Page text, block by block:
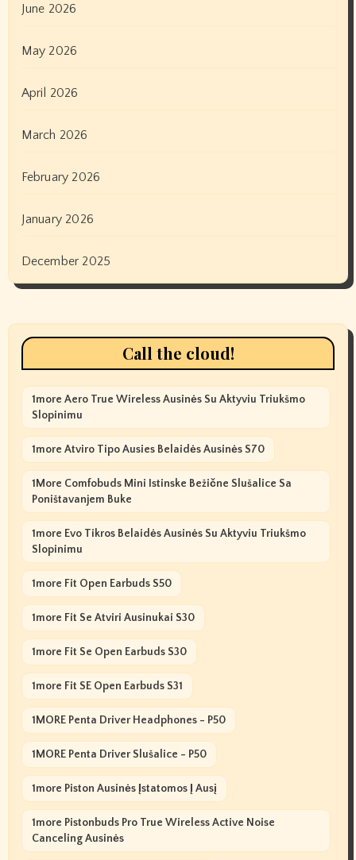
June 2026
May 2026
April 2026
March 2026
February 2026
January 2026
December 2025
Call the cloud!
1more Aero True Wireless Ausinės Su Aktyviu Triukšmo
Slopinimu
1more Atviro Tipo Ausies Belaidės Ausinės S70
1More Comfobuds Mini Istinske Bežične Slušalice Sa
Poništavanjem Buke
1more Evo Tikros Belaidės Ausinės Su Aktyviu Triukšmo
Slopinimu
1more Fit Open Earbuds S50
1more Fit Se Atviri Ausinukai S30
1more Fit Se Open Earbuds S30
1more Fit SE Open Earbuds S31
1MORE Penta Driver Headphones - P50
1MORE Penta Driver Slušalice - P50
1more Piston Ausinės Įstatomos Į Ausį
1more Pistonbuds Pro True Wireless Active Noise
Canceling Ausinės